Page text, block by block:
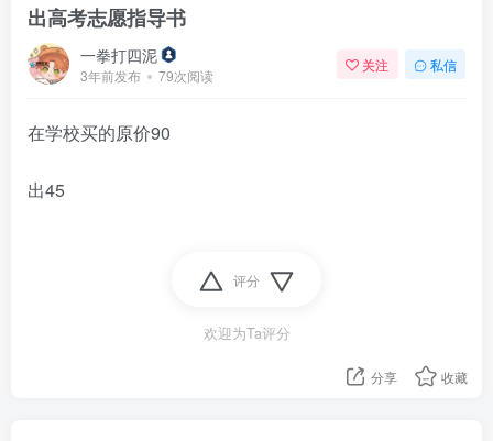
出高考志愿指导书
一拳打四泥
3年前发布 79次阅读
关注 私信
在学校买的原价90
出45
评分
欢迎为Ta评分
分享 收藏